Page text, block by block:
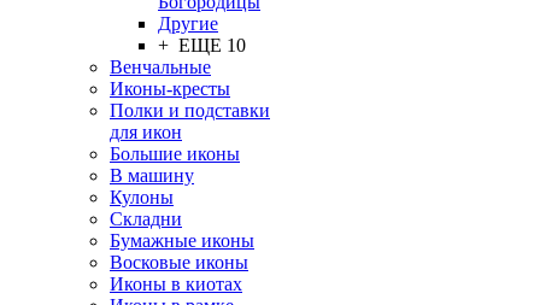
Другие
+ ЕЩЕ 10
Венчальные
Иконы-кресты
Полки и подставки
для икон
Большие иконы
В машину
Кулоны
Складни
Бумажные иконы
Восковые иконы
Иконы в киотах